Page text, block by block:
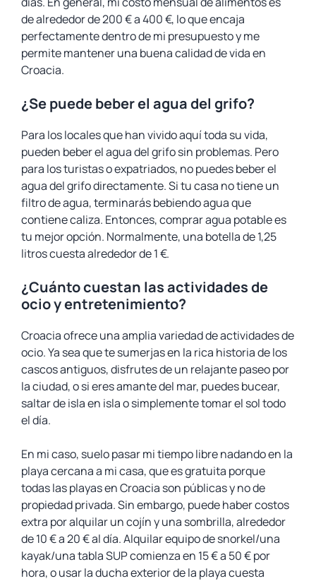
de alrededor de 200 € a 400 €, lo que encaja
perfectamente dentro de mi presupuesto y me
permite mantener una buena calidad de vida en
Croacia.
¿Se puede beber el agua del grifo?
Para los locales que han vivido aquí toda su vida,
pueden beber el agua del grifo sin problemas. Pero
para los turistas o expatriados, no puedes beber el
agua del grifo directamente. Si tu casa no tiene un
filtro de agua, terminarás bebiendo agua que
contiene caliza. Entonces, comprar agua potable es
tu mejor opción. Normalmente, una botella de 1,25
litros cuesta alrededor de 1 €.
¿Cuánto cuestan las actividades de
ocio y entretenimiento?
Croacia ofrece una amplia variedad de actividades de
ocio. Ya sea que te sumerjas en la rica historia de los
cascos antiguos, disfrutes de un relajante paseo por
la ciudad, o si eres amante del mar, puedes bucear,
saltar de isla en isla o simplemente tomar el sol todo
el día.
En mi caso, suelo pasar mi tiempo libre nadando en la
playa cercana a mi casa, que es gratuita porque
todas las playas en Croacia son públicas y no de
propiedad privada. Sin embargo, puede haber costos
extra por alquilar un cojín y una sombrilla, alrededor
de 10 € a 20 € al día. Alquilar equipo de snorkel/una
kayak/una tabla SUP comienza en 15 € a 50 € por
hora, o usar la ducha exterior de la playa cuesta